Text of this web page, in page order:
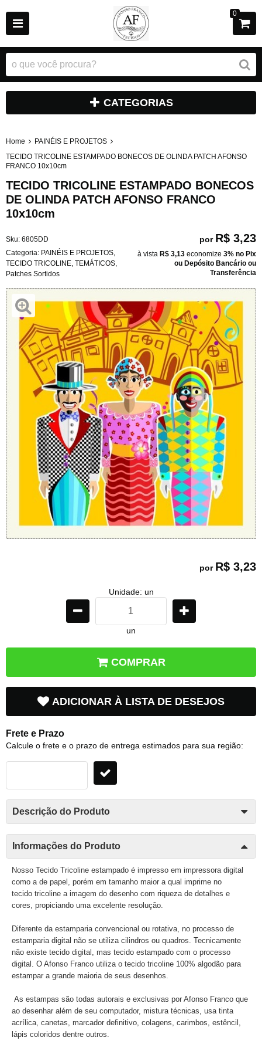
0
CATEGORIAS
Home
PAINÉIS E PROJETOS
TECIDO TRICOLINE ESTAMPADO BONECOS DE OLINDA PATCH AFONSO
FRANCO 10x10cm
TECIDO TRICOLINE ESTAMPADO BONECOS
DE OLINDA PATCH AFONSO FRANCO
10x10cm
Sku: 6805DD
Categoria: PAINÉIS E PROJETOS
TECIDO TRICOLINE TEMÁTICOS
Patches Sortidos
por R$ 3,23
à vista R$ 3,13 economize 3% no Pix
ou Depósito Bancário ou
Transferência
por R$ 3,23
Unidade: un
un
COMPRAR
ADICIONAR À LISTA DE DESEJOS
Frete e Prazo
Calcule o frete e o prazo de entrega estimados para sua região:
Descrição do Produto
Informações do Produto
Nosso Tecido Tricoline estampado é impresso em impressora digital
como a de papel, porém em tamanho maior a qual imprime no
tecido tricoline a imagem do desenho com riqueza de detalhes e
cores, propiciando uma excelente resolução.
Diferente da estamparia convencional ou rotativa, no processo de
estamparia digital não se utiliza cilindros ou quadros. Tecnicamente
não existe tecido digital, mas tecido estampado com o processo
digital. O Afonso Franco utiliza o tecido tricoline 100% algodão para
estampar a grande maioria de seus desenhos.
As estampas são todas autorais e exclusivas por Afonso Franco que
ao desenhar além de seu computador, mistura técnicas, usa tinta
acrílica, canetas, marcador definitivo, colagens, carimbos, estêncil,
lápis coloridos dentre outros.